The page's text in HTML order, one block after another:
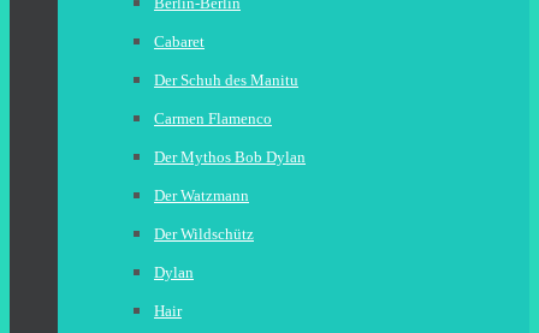
Cabaret
Der Schuh des Manitu
Carmen Flamenco
Der Mythos Bob Dylan
Der Watzmann
Der Wildschütz
Dylan
Hair